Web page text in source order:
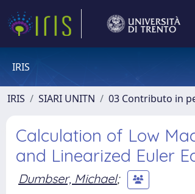
IRIS
IRIS SIARI UNITN 03 Contributo in
Calculation of Low
and Linearized Euler
Dumbser, Michael;